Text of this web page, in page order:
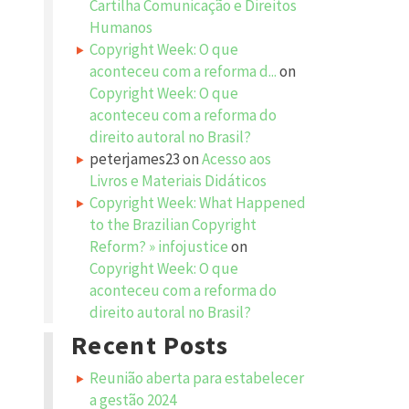
Cartilha Comunicação e Direitos
Humanos
Copyright Week: O que
aconteceu com a reforma d...on
Copyright Week: O que
aconteceu com a reforma do
direito autoral no Brasil?
peterjames23onAcesso aos
Livros e Materiais Didáticos
Copyright Week: What Happened
to the Brazilian Copyright
Reform? » infojusticeon
Copyright Week: O que
aconteceu com a reforma do
direito autoral no Brasil?
Recent Posts
Reunião aberta para estabelecer
a gestão 2024